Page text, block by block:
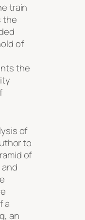
train
the
of
the
of
to
of
a
an